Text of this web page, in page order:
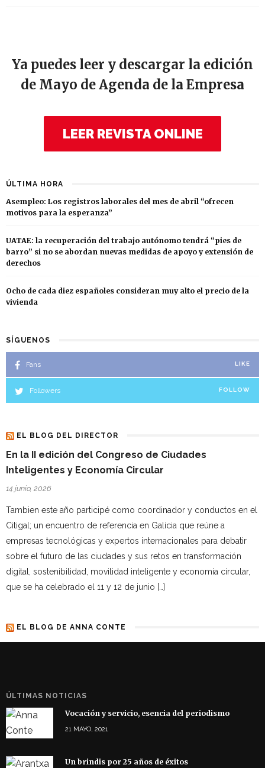
Ya puedes leer y descargar la edición
de Mayo de Agenda de la Empresa
LEER REVISTA ONLINE
ÚLTIMA HORA
Asempleo: Los registros laborales del mes de abril “ofrecen
motivos para la esperanza”
UATAE: la recuperación del trabajo autónomo tendrá “pies de
barro” si no se abordan nuevas medidas de apoyo y extensión de
derechos
Ocho de cada diez españoles consideran muy alto el precio de la
vivienda
SÍGUENOS
Fans LIKE
Followers FOLLOW
EL BLOG DEL DIRECTOR
En la II edición del Congreso de Ciudades
Inteligentes y Economía Circular
14 junio, 2026
Tambien este año participé como coordinador y conductos en el
Citigal; un encuentro de referencia en Galicia que reúne a
empresas tecnológicas y expertos internacionales para debatir
sobre el futuro de las ciudades y sus retos en transformación
digital, sostenibilidad, movilidad inteligente y economía circular,
que se ha celebrado el 11 y 12 de junio […]
EL BLOG DE ANNA CONTE
ÚLTIMAS NOTICIAS
Vocación y servicio, esencia del periodismo
21 MAYO, 2021
Un brindis por 25 años de éxitos